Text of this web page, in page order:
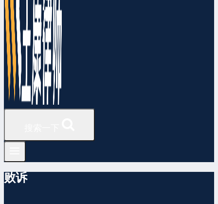
败诉